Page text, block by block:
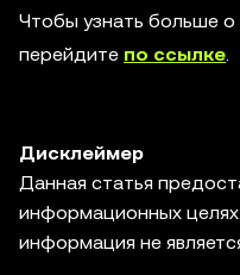
Чтобы узнать больше о
перейдите по ссылке.
Дисклеймер
Данная статья
информационных
информация не